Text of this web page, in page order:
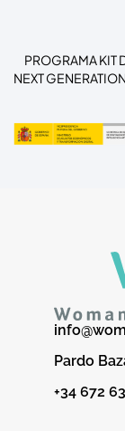
PROGRAMA KIT
NEXT
Pardo
+34 672